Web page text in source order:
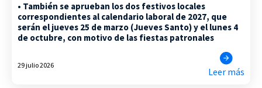
• También se aprueban los dos festivos locales
correspondientes al calendario laboral de 2027, que
serán el jueves 25 de marzo (Jueves Santo) y el lunes 4
de octubre, con motivo de las fiestas patronales
29 julio 2026
Leer más